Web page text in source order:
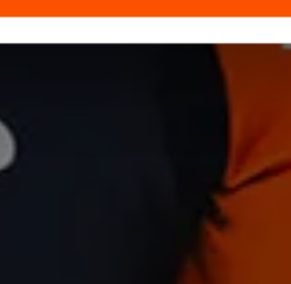
zoals de VS, waar mogelijk geen
stemt u in met deze overdracht.